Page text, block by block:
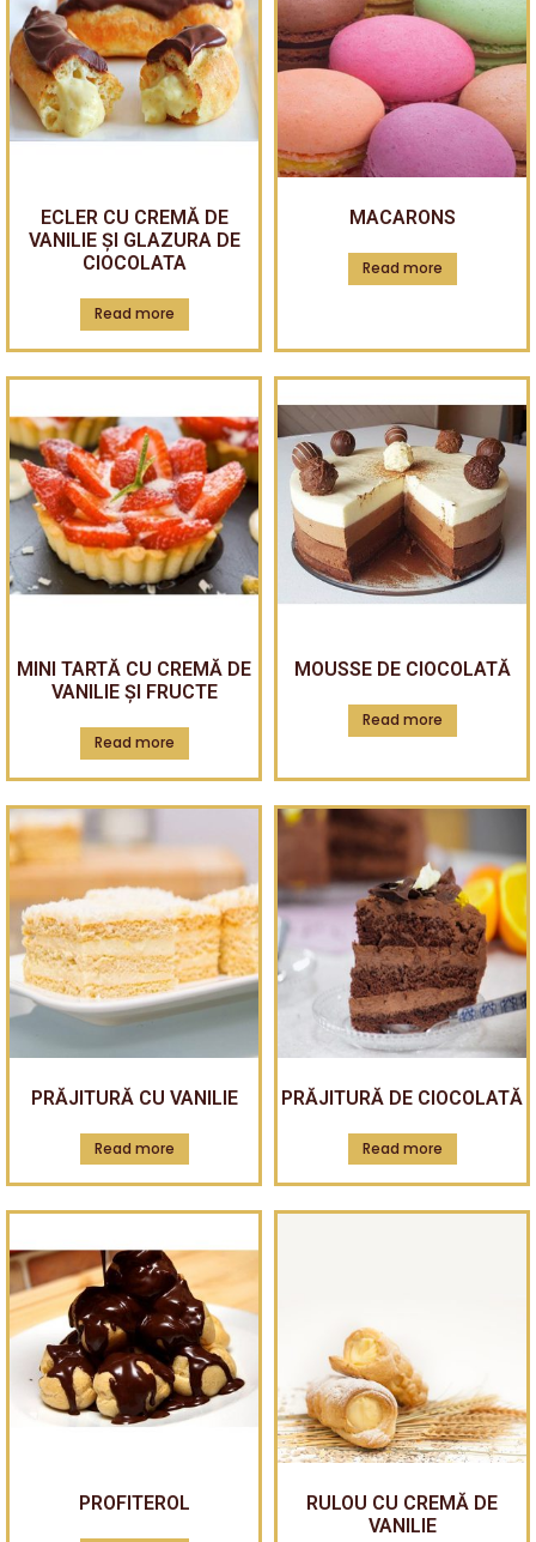
ECLER CU CREMĂ DE
VANILIE ȘI GLAZURA DE
CIOCOLATA
Read more
MACARONS
Read more
MINI TARTĂ CU CREMĂ DE
VANILIE ȘI FRUCTE
Read more
MOUSSE DE CIOCOLATĂ
Read more
PRĂJITURĂ CU VANILIE
Read more
PRĂJITURĂ DE CIOCOLATĂ
Read more
PROFITEROL
RULOU CU CREMĂ DE
VANILIE